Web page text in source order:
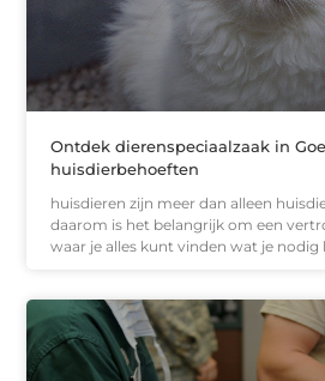
Ontdek dierenspeciaalzaak in
huisdierbehoeften
huisdieren zijn meer dan alleen
daarom is het belangrijk om een
waar je alles kunt vinden wat je nodig